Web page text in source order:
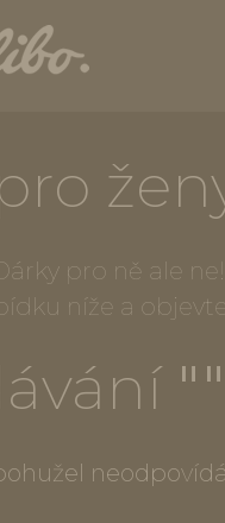
pro ně ale
níže a
""